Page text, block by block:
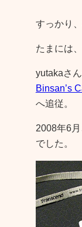
すっかり
たまには
yutakaさ
Binsan’s
へ追従。
2008年6
でした。